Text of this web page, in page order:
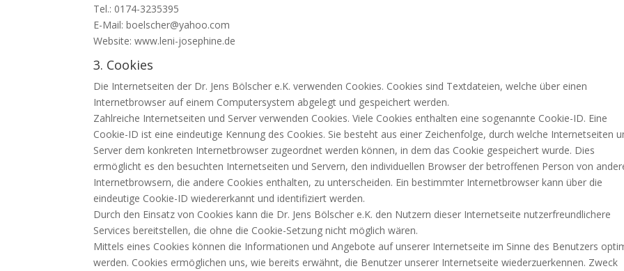
Tel.: 0174-3235395
E-Mail: boelscher@yahoo.com
Website: www.leni-josephine.de
3. Cookies
Die Internetseiten der Dr. Jens Bölscher e.K. verwenden Cookies. Cookies sind Textdateien, welche über einen
Internetbrowser auf einem Computersystem abgelegt und gespeichert werden.
Zahlreiche Internetseiten und Server verwenden Cookies. Viele Cookies enthalten eine sogenannte Cookie-ID. Eine
Cookie-ID ist eine eindeutige Kennung des Cookies. Sie besteht aus einer Zeichenfolge, durch welche Internetseiten
Server dem konkreten Internetbrowser zugeordnet werden können, in dem das Cookie gespeichert wurde. Dies
ermöglicht es den besuchten Internetseiten und Servern, den individuellen Browser der betroffenen Person von
Internetbrowsern, die andere Cookies enthalten, zu unterscheiden. Ein bestimmter Internetbrowser kann über die
eindeutige Cookie-ID wiedererkannt und identifiziert werden.
Durch den Einsatz von Cookies kann die Dr. Jens Bölscher e.K. den Nutzern dieser Internetseite nutzerfreundlichere
Services bereitstellen, die ohne die Cookie-Setzung nicht möglich wären.
Mittels eines Cookies können die Informationen und Angebote auf unserer Internetseite im Sinne des Benutzers
werden. Cookies ermöglichen uns, wie bereits erwähnt, die Benutzer unserer Internetseite wiederzuerkennen. Zweck